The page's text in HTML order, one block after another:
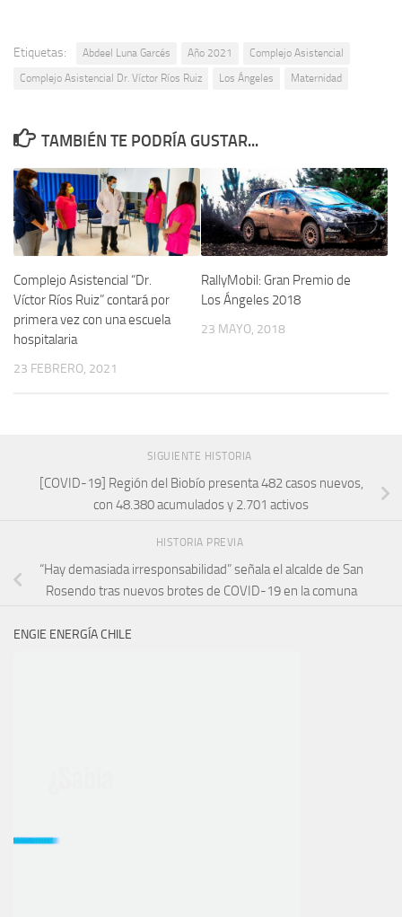
Etiquetas: Abdeel Luna Garcés Año 2021
Complejo Asistencial
Complejo Asistencial Dr. Víctor Ríos Ruiz
Los Ángeles Maternidad
TAMBIÉN TE PODRÍA GUSTAR...
Complejo Asistencial “Dr.
Víctor Ríos Ruiz” contará por
primera vez con una escuela
hospitalaria
23 FEBRERO, 2021
RallyMobil: Gran Premio de
Los Ángeles 2018
23 MAYO, 2018
SIGUIENTE HISTORIA
[COVID-19] Región del Biobío presenta 482 casos nuevos,
con 48.380 acumulados y 2.701 activos
HISTORIA PREVIA
“Hay demasiada irresponsabilidad” señala el alcalde de San
Rosendo tras nuevos brotes de COVID-19 en la comuna
ENGIE ENERGÍA CHILE